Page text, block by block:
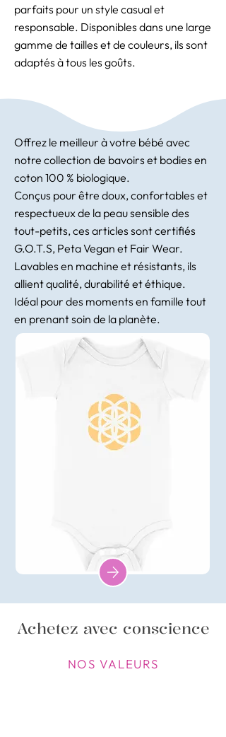
parfaits pour un style casual et
responsable. Disponibles dans une large
gamme de tailles et de couleurs, ils sont
adaptés à tous les goûts.
Offrez le meilleur à votre bébé avec
notre collection de bavoirs et bodies en
coton 100 % biologique.
Conçus pour être doux, confortables et
respectueux de la peau sensible des
tout-petits, ces articles sont certifiés
G.O.T.S, Peta Vegan et Fair Wear.
Lavables en machine et résistants, ils
allient qualité, durabilité et éthique.
Idéal pour des moments en famille tout
en prenant soin de la planète.
Achetez avec conscience
NOS VALEURS